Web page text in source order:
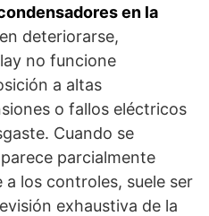
en la
deteriorarse,
no funcione
a altas
o fallos eléctricos
Cuando se
parcialmente
los controles, suele ser
exhaustiva de la